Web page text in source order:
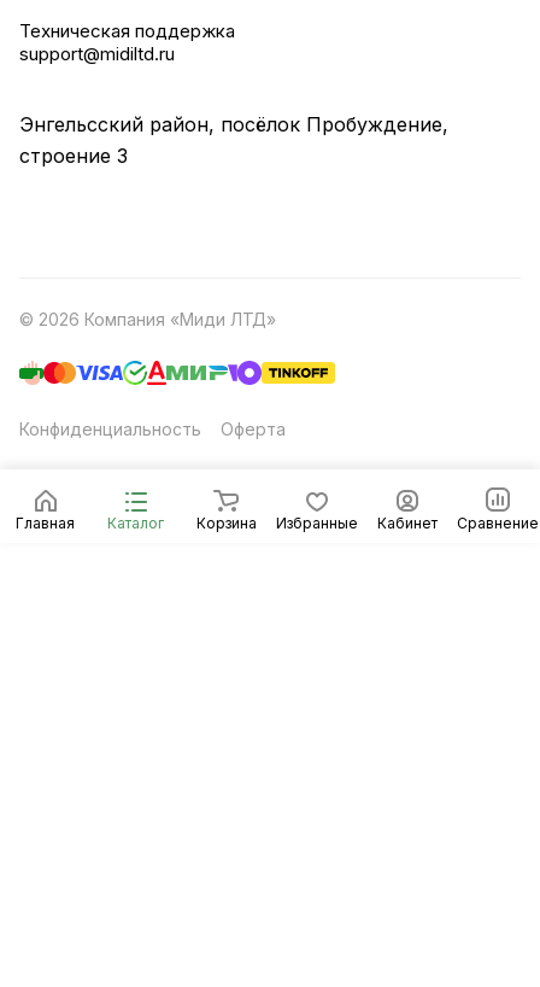
Главная Каталог Корзина Избранные Кабинет Сравнение
Техническая поддержка
support@midiltd.ru
Энгельсский район, посёлок Пробуждение,
строение 3
© 2026 Компания «Миди ЛТД»
Конфиденциальность Оферта